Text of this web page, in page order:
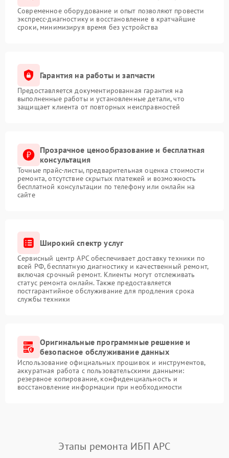
Современное оборудование и опыт позволяют провести
экспресс-диагностику и восстановление в кратчайшие
сроки, минимизируя время без устройства
Гарантия на работы и запчасти
Предоставляется документированная гарантия на
выполненные работы и установленные детали, что
защищает клиента от повторных неисправностей
Прозрачное ценообразование и бесплатная
консультация
Точные прайс-листы, предварительная оценка стоимости
ремонта, отсутствие скрытых платежей и возможность
бесплатной консультации по телефону или онлайн на
сайте
Широкий спектр услуг
Сервисный центр APC обеспечивает доставку техники по
всей РФ, бесплатную диагностику и качественный ремонт,
включая срочный ремонт. Клиенты могут отслеживать
статус ремонта онлайн. Также предоставляется
постгарантийное обслуживание для продления срока
службы техники
Оригинальные программные решение и
безопасное обслуживание данных
Использование официальных прошивок и инструментов,
аккуратная работа с пользовательскими данными:
резервное копирование, конфиденциальность и
восстановление информации при необходимости
Этапы ремонта ИБП APC